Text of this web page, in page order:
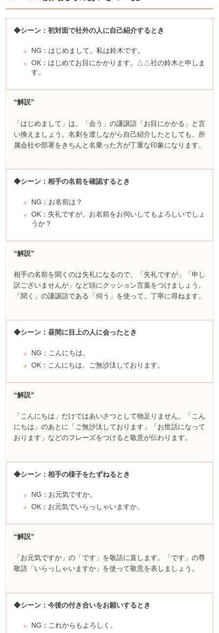
◆シーン：初対面で社外の人に自己紹介するとき
NG：はじめまして。私は鈴木です。
OK：はじめてお目にかかります。△△社の鈴木と申しま
す。
“解説”
「はじめまして」は、「会う」の謙譲語「お目にかかる」と言
い換えましょう。名刺を渡しながら自己紹介したとしても、所
属会社や部署をきちんと名乗った方が丁重な印象になります。
◆シーン：相手の名前を確認するとき
NG：お名前は？
OK：失礼ですが、お名前をお伺いしてもよろしいでしょ
うか？
“解説”
相手の名前を聞くのは失礼になるので、「失礼ですが」「申し
訳ございませんが」など頭にクッション言葉をつけましょう。
「聞く」の謙譲語である「伺う」を使って、丁寧に尋ねます。
◆シーン：昼間に目上の人に会ったとき
NG：こんにちは。
OK：こんにちは。ご無沙汰しております。
“解説”
「こんにちは」だけではあいさつとして物足りません。「こん
にちは」のあとに「ご無沙汰しております」「お世話になって
おります」などのフレーズをつけると敬意が伝わります。
◆シーン：相手の様子をたずねるとき
NG：お元気ですか。
OK：お元気でいらっしゃいますか。
“解説”
「お元気ですか」の「です」を敬語に直します。「です」の尊
敬語「いらっしゃいますか」を使って敬意を表しましょう。
◆シーン：今後の付き合いをお願いするとき
NG：これからもよろしく。